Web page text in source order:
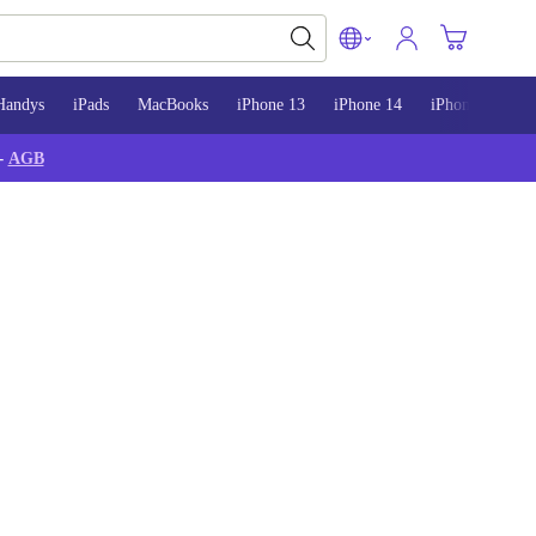
iPads MacBooks iPhone 13 iPhone 14 iPhone 15
AGB